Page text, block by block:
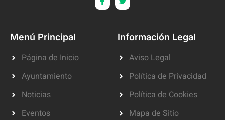
Menú Principal
Página de Inicio
Ayuntamiento
Noticias
Eventos
Información Legal
Aviso Legal
Política de Privacidad
Política de Cookies
Mapa de Sitio